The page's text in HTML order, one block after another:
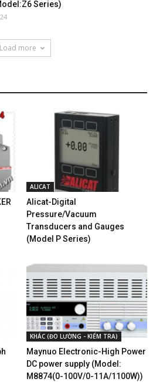
Series)
Load more
ALICAT
Alicat-Digital
Pressure/Vacuum
Transducers and Gauges
(Model P Series)
KHÁC (ĐO LƯỜNG - KIỂM TRA)
Maynuo Electronic-High Power
DC power supply (Model:
M8874(0-100V/0-11A/1100W))